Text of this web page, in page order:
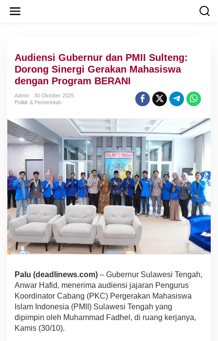
Audiensi Gubernur dan PMII Sulteng:
Dorong Sinergi Gerakan Mahasiswa
dengan Program BERANI
Admin
30 Oktober 2025
Politik & Pemerintah
Palu (deadlinews.com) – Gubernur Sulawesi Tengah,
Anwar Hafid, menerima audiensi jajaran Pengurus
Koordinator Cabang (PKC) Pergerakan Mahasiswa
Islam Indonesia (PMII) Sulawesi Tengah yang
dipimpin oleh Muhammad Fadhel, di ruang kerjanya,
Kamis (30/10).